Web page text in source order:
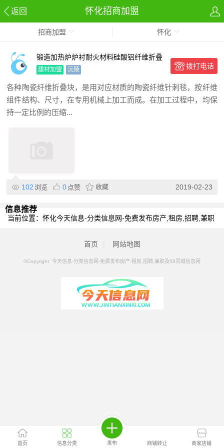
返回 怀化招商加盟
首页 信息分类 发布 商铺转让 商家店铺
招商加盟 怀化
锻造加热炉炉衬耐火材料硅酸铝纤维折叠
块安装设计
建材加盟 沅陵 拨打电话
各种陶瓷纤维折叠块，是用对应材质的陶瓷纤维针刺毯，按纤维
组件结构、尺寸，在专用机械上加工而成。在加工过程中，均保
持一定比例的压缩...
102 浏览 0 点赞 收藏 2019-02-23
信息推荐
当前位置： 怀化今天信息-分类信息网-免费发布房产,租房,招聘,兼职
首页 网站地图
©Copyright 今天信息-分类信息网-免费发布房产,租房,招聘,兼职及58同城信息网